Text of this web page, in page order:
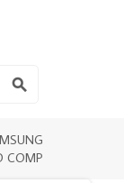

COMP